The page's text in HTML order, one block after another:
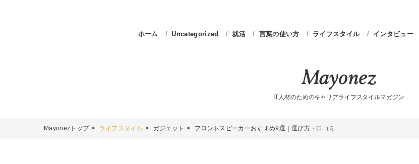
ホーム Uncategorized 就活 言葉の使い方 ライフスタイル インタビュー
IT人材のためのキャリアライフスタイルマガジン
Mayonezトップ ライフスタイル ガジェット フロントスピーカーおすすめ9選｜選び方・口コミ